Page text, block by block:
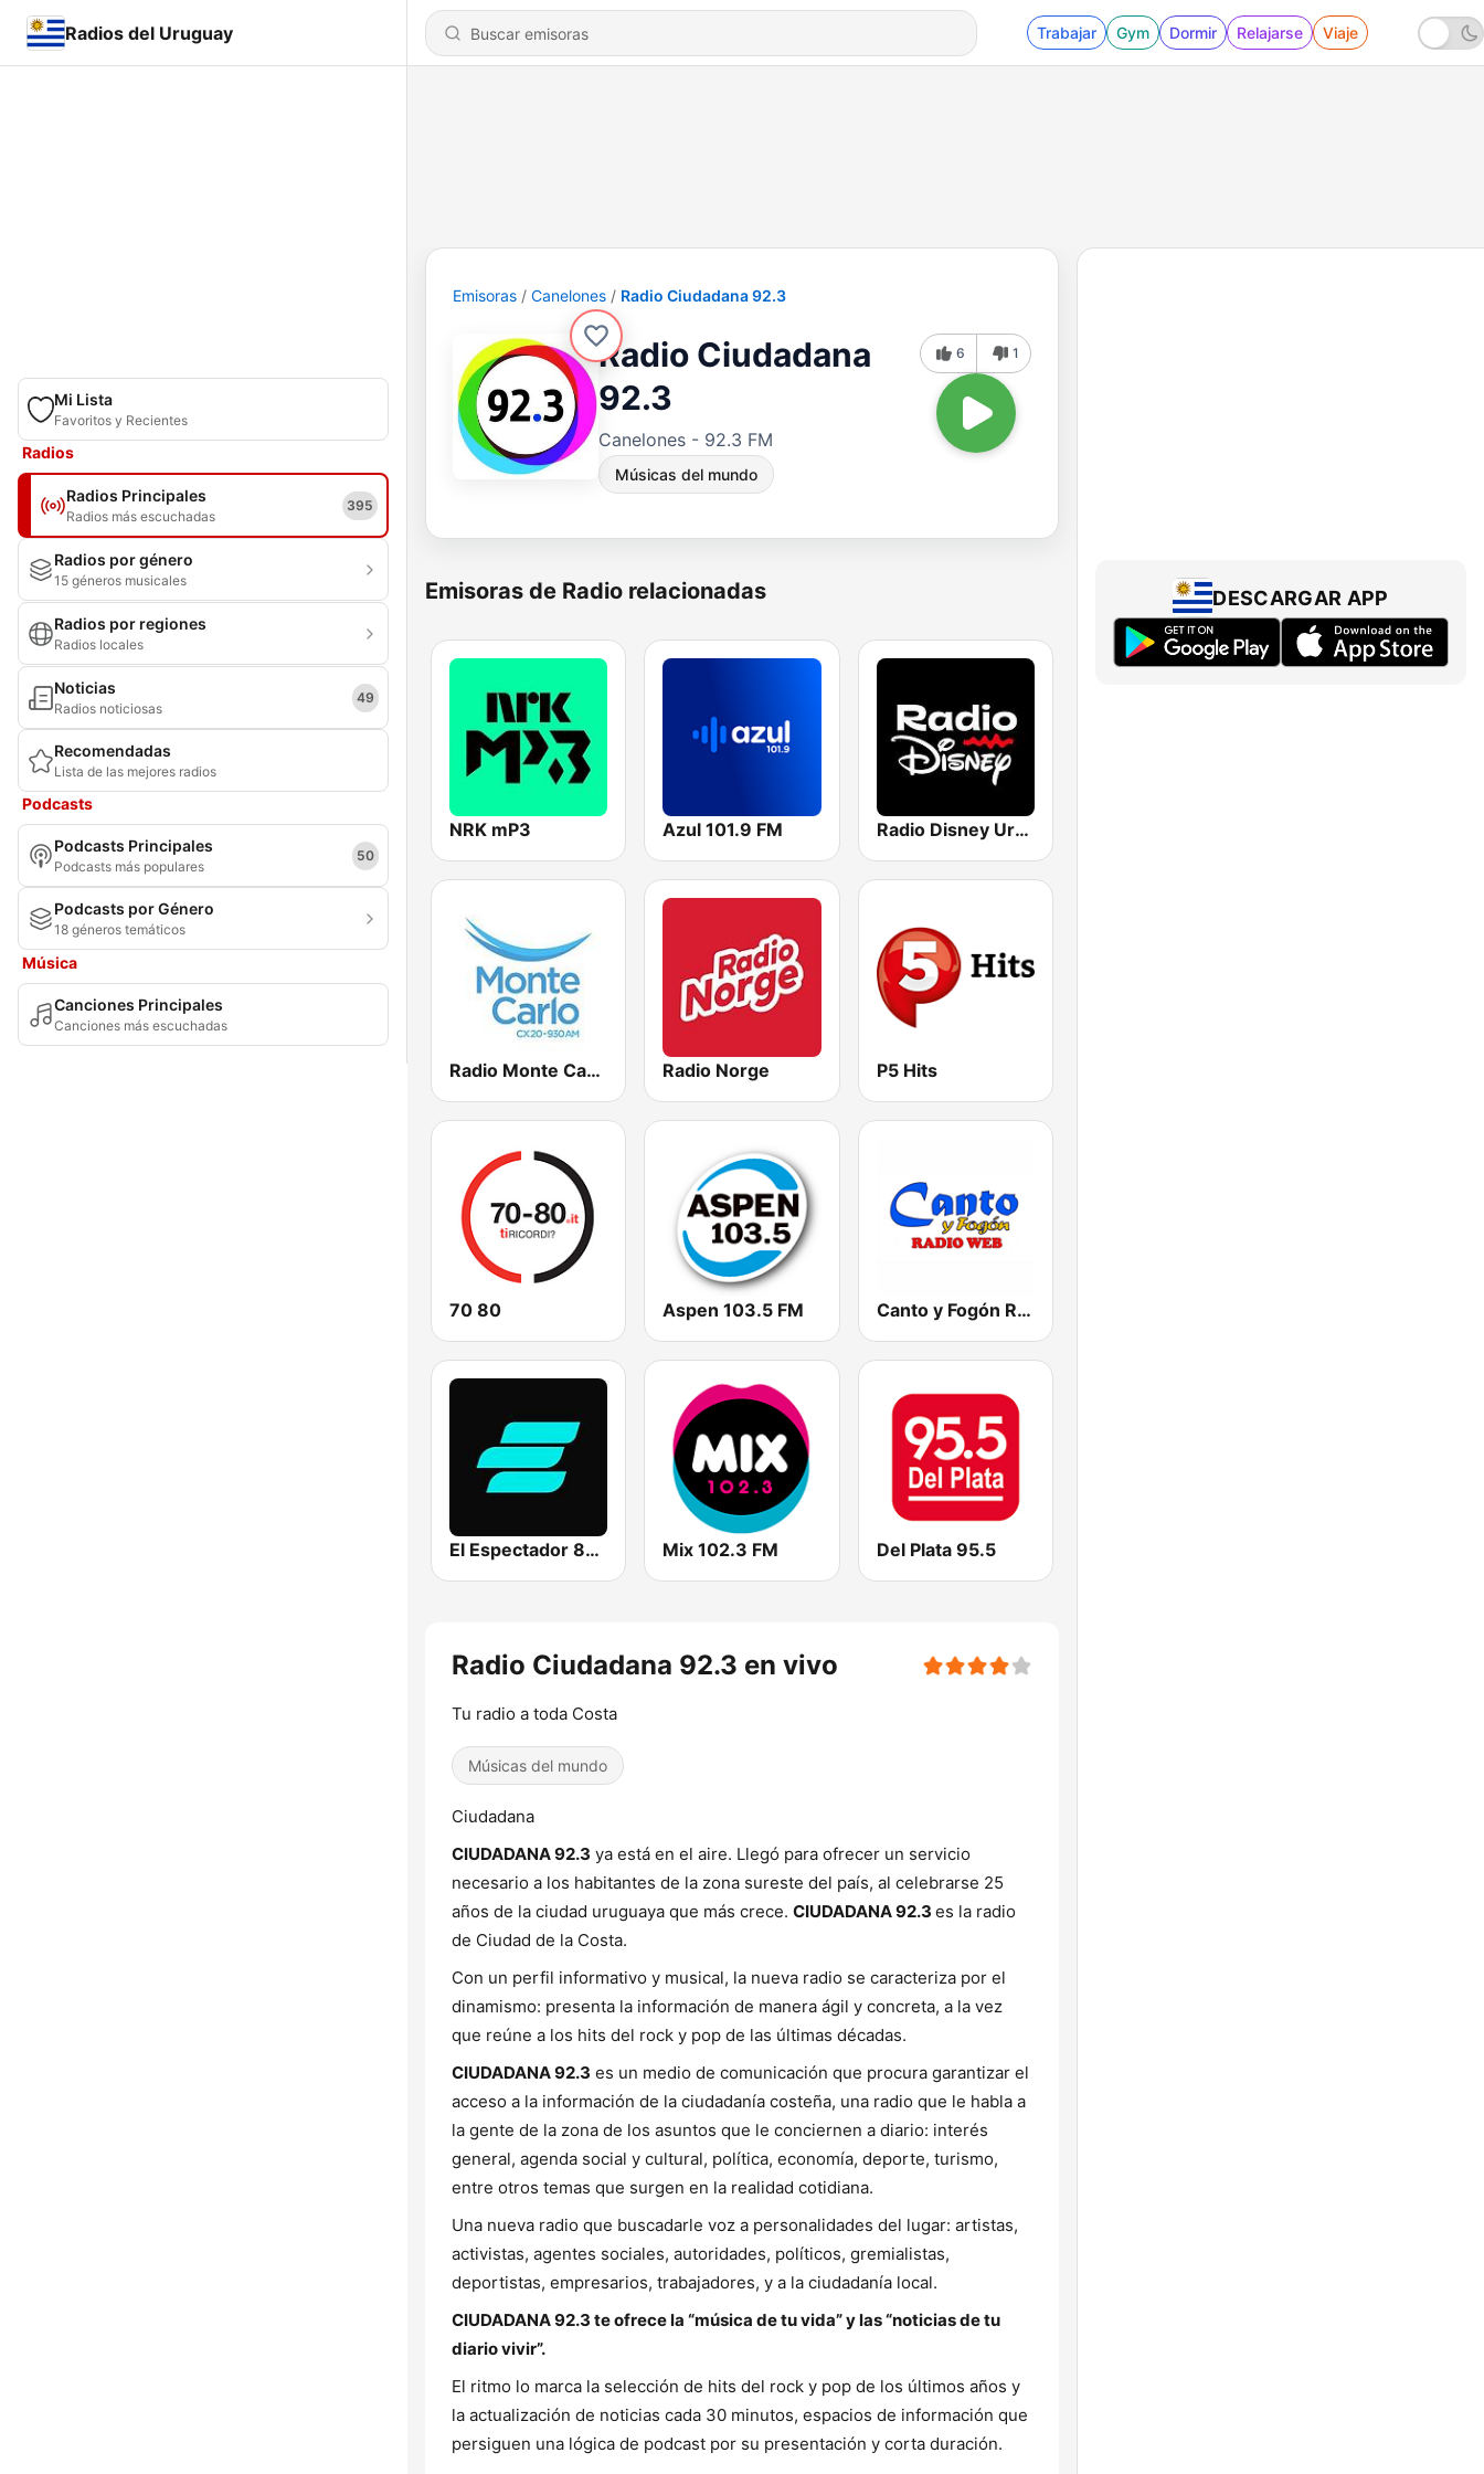
Radios del Uruguay Trabajar Gym Dormir Relajarse Viaje
Mi Lista
Favoritos y Recientes
Radios
Radios Principales
Radios más escuchadas
395
Radios por género
15 géneros musicales
Radios por regiones
Radios locales
Noticias
Radios noticiosas
49
Recomendadas
Lista de las mejores radios
Podcasts
Podcasts Principales
Podcasts más populares
50
Podcasts por Género
18 géneros temáticos
Música
Canciones Principales
Canciones más escuchadas
Emisoras Canelones Radio Ciudadana 92.3
Radio Ciudadana
92.3
Canelones - 92.3 FM
Músicas del mundo
6 1
Emisoras de Radio relacionadas
NRK mP3 Azul 101.9 FM Radio Disney Uruguay
Radio Monte Carlo 930 Radio Norge P5 Hits
70 80 Aspen 103.5 FM Canto y Fogón Radio
El Espectador 810 AM Mix 102.3 FM Del Plata 95.5
Radio Ciudadana 92.3 en vivo
Tu radio a toda Costa
Músicas del mundo
Ciudadana
CIUDADANA 92.3 ya está en el aire. Llegó para ofrecer un servicio
necesario a los habitantes de la zona sureste del país, al celebrarse 25
años de la ciudad uruguaya que más crece. CIUDADANA 92.3 es la radio
de Ciudad de la Costa.
Con un perfil informativo y musical, la nueva radio se caracteriza por el
dinamismo: presenta la información de manera ágil y concreta, a la vez
que reúne a los hits del rock y pop de las últimas décadas.
CIUDADANA 92.3 es un medio de comunicación que procura garantizar el
acceso a la información de la ciudadanía costeña, una radio que le habla a
la gente de la zona de los asuntos que le conciernen a diario: interés
general, agenda social y cultural, política, economía, deporte, turismo,
entre otros temas que surgen en la realidad cotidiana.
Una nueva radio que buscadarle voz a personalidades del lugar: artistas,
activistas, agentes sociales, autoridades, políticos, gremialistas,
deportistas, empresarios, trabajadores, y a la ciudadanía local.
CIUDADANA 92.3 te ofrece la “música de tu vida” y las “noticias de tu
diario vivir”.
El ritmo lo marca la selección de hits del rock y pop de los últimos años y
la actualización de noticias cada 30 minutos, espacios de información que
persiguen una lógica de podcast por su presentación y corta duración.
DESCARGAR APP